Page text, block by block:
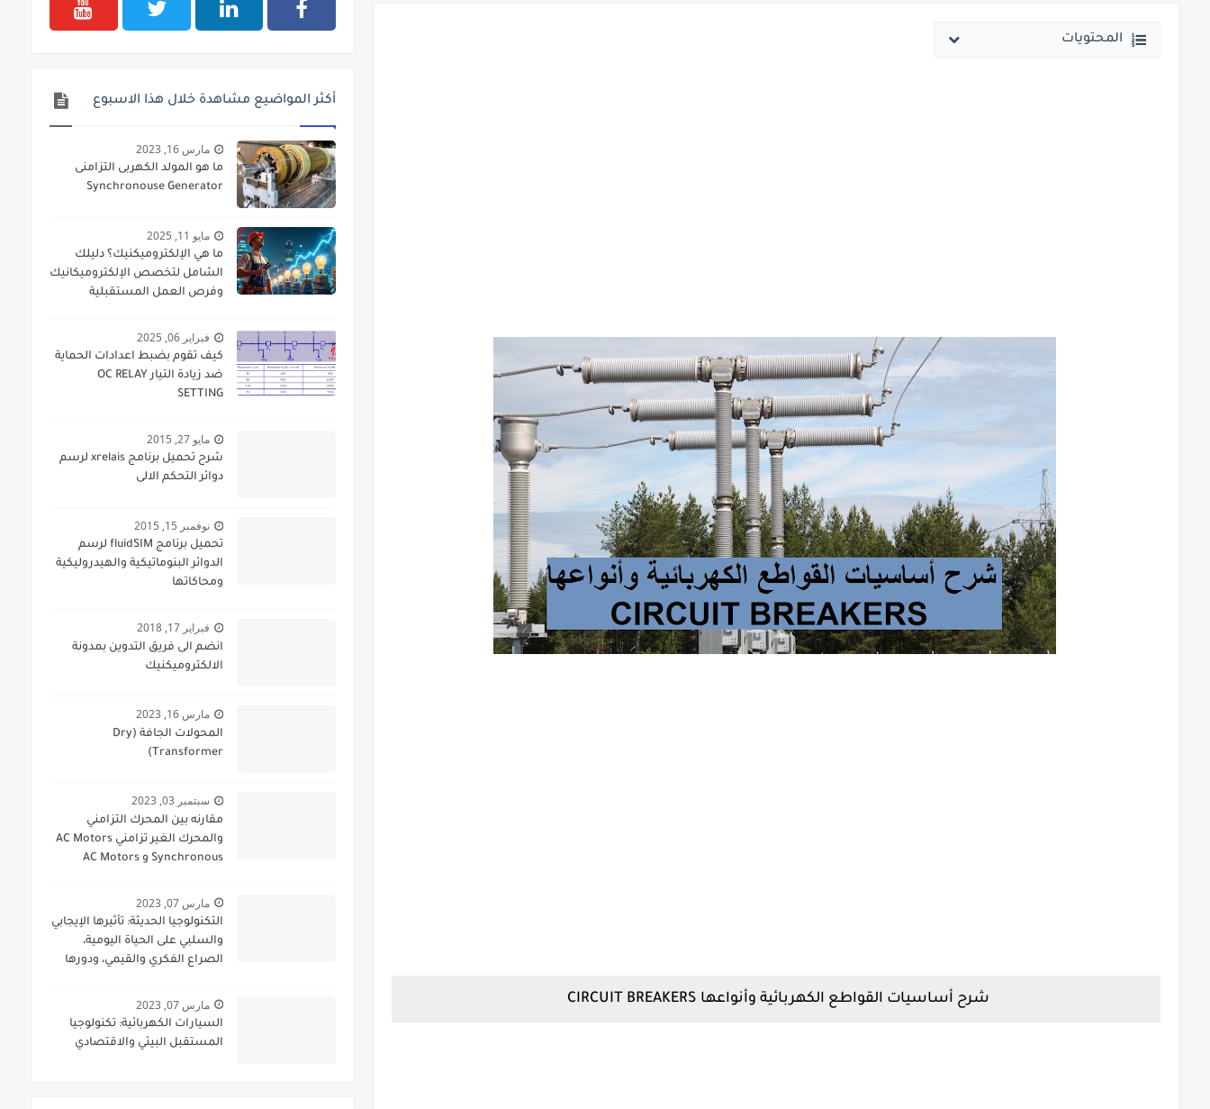
المحتويات
شرح أساسيات القواطع الكهربائية وأنواعها CIRCUIT BREAKERS
أكثر المواضيع مشاهدة خلال هذا الاسبوع
مارس 16, 2023
ما هو المولد الكهربى التزامنى
Synchronouse Generator
مايو 11, 2025
ما هي الإلكتروميكنيك؟ دليلك
الشامل لتخصص الإلكتروميكانيك
وفرص العمل المستقبلية
فبراير 06, 2025
كيف تقوم بضبط اعدادات الحماية
ضد زيادة التيار OC RELAY
SETTING
مايو 27, 2015
شرح تحميل برنامج xrelais لرسم
دوائر التحكم الالى
نوفمبر 15, 2015
تحميل برنامج fluidSIM لرسم
الدوائر البنوماتيكية والهيدروليكية
ومحاكاتها
فبراير 17, 2018
انضم الى فريق التدوين بمدونة
الالكتروميكنيك
مارس 16, 2023
المحولات الجافة (Dry
Transformer)
سبتمبر 03, 2023
مقارنه بين المحرك التزامني
والمحرك الغير تزامني AC Motors
Synchronous و AC Motors
مارس 07, 2023
التكنولوجيا الحديثة: تأثيرها الإيجابي
والسلبي على الحياة اليومية،
الصراع الفكري والقيمي، ودورها
مارس 07, 2023
السيارات الكهربائية: تكنولوجيا
المستقبل البيئي والاقتصادي